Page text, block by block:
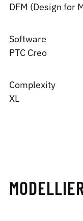
DFM (Design for
Software
PTC Creo
Complexity
XL